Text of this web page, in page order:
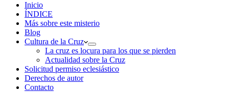
Inicio
ÍNDICE
Más sobre este misterio
Blog
Cultura de la Cruz
La cruz es locura para los que se pierden
Actualidad sobre la Cruz
Solicitud permiso eclesiástico
Derechos de autor
Contacto